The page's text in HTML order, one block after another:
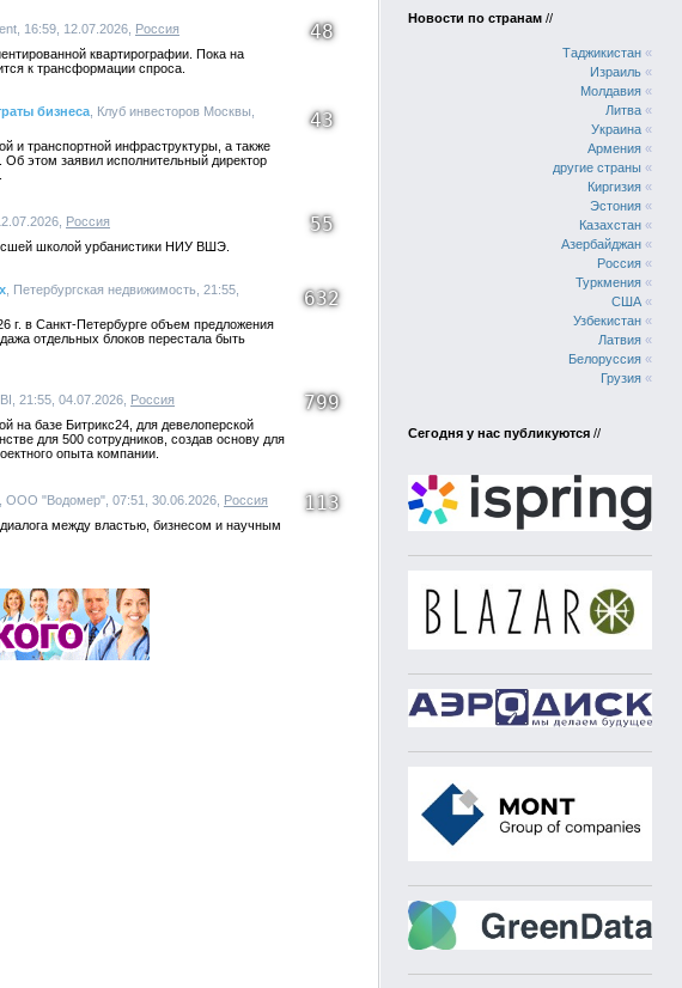
16:59, 12.07.2026, Россия 48
квартирографии. Пока на
к трансформации спроса.
бизнеса , Клуб инвесторов Москвы,
43
и транспортной инфраструктуры, а также
Об этом заявил исполнительный директор
Россия 55
школой урбанистики НИУ ВШЭ.
, Петербургская недвижимость, 21:55,
632
г. в Санкт-Петербурге объем предложения
отдельных блоков перестала быть
21:55, 04.07.2026, Россия 799
на базе Битрикс24, для девелоперской
для 500 сотрудников, создав основу для
опыта компании.
, ООО "Водомер", 07:51, 30.06.2026, Россия 113
между властью, бизнесом и научным
Новости по странам //
Таджикистан «
Израиль «
Молдавия «
Литва «
Украина «
Армения «
другие страны «
Киргизия «
Эстония «
Казахстан «
Азербайджан «
Россия «
Туркмения «
США «
Узбекистан «
Латвия «
Белоруссия «
Грузия «
Сегодня у нас публикуются //